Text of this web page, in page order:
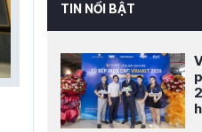
TIN NỔI BẬT